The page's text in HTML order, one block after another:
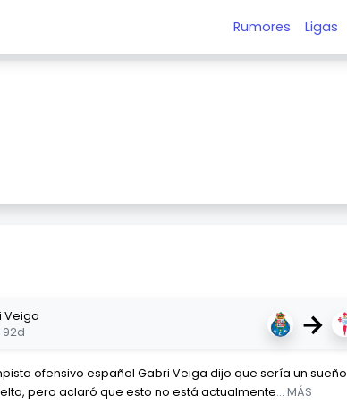
Rumores Ligas
Veiga
→
ofensivo español Gabri Veiga dijo que sería un sueño
pero aclaró que esto no está actualmente... MÁS